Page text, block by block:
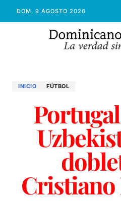
DOM, 9 AGOSTO 2026
INICIO FÚTBOL
Cristiano